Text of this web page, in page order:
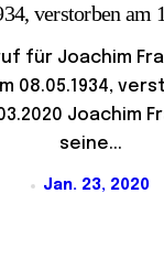
verstorben am
für Joachim
08.05.1934,
Joachim
seine...
Jan. 23, 2020